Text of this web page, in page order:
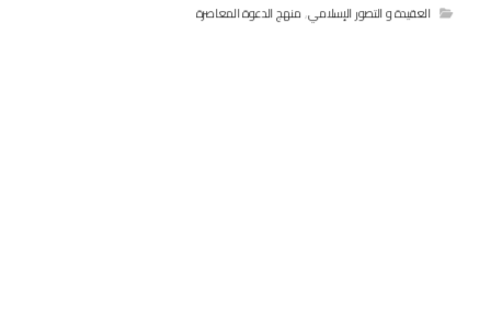
العقيدة و التصور الإسلامي,منهج الدعوة المعاصرة